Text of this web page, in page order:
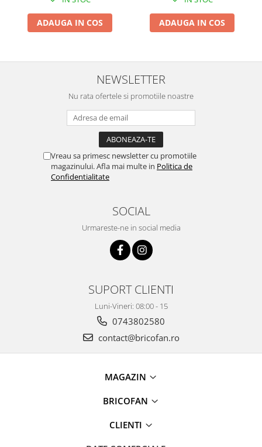
accesorii
Aparate de spalat cu presiune
Articole si accesorii pentru baie
Baterii bucatarie
Baterii electrice
Baterii lavoar
Climatizare si echipamente de
Echipamente pt incalzire
Kituri de siguranta si supravietuire
ADAUGA IN COS ADAUGA IN COS
NEWSLETTER
Nu rata ofertele si promotiile noastre
Vreau sa primesc newsletter cu promotiile
magazinului. Afla mai multe in Politica de
Confidentialitate
SOCIAL
Urmareste-ne in social media
SUPORT CLIENTI
Luni-Vineri: 08:00 - 15
0743802580
contact@bricofan.ro
MAGAZIN
BRICOFAN
CLIENTI